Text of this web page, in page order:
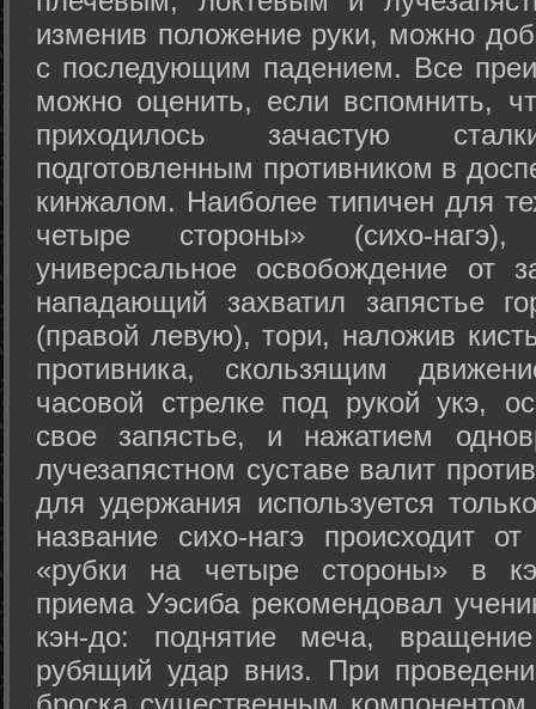
изменив положение руки, можно
с последующим падением. Все
можно оценить, если вспомнить,
приходилось зачастую
подготовленным противником в
кинжалом. Наиболее типичен для
четыре стороны» (сихо-
универсальное освобождение от
нападающий захватил запястье
(правой левую), тори, наложив
противника, скользящим
часовой стрелке под рукой укэ,
свое запястье, и нажатием
лучезапястном суставе валит
для удержания используется
название сихо-нагэ происходит
«рубки на четыре стороны» в
приема Уэсиба рекомендовал
кэн-до: поднятие меча,
рубящий удар вниз. При